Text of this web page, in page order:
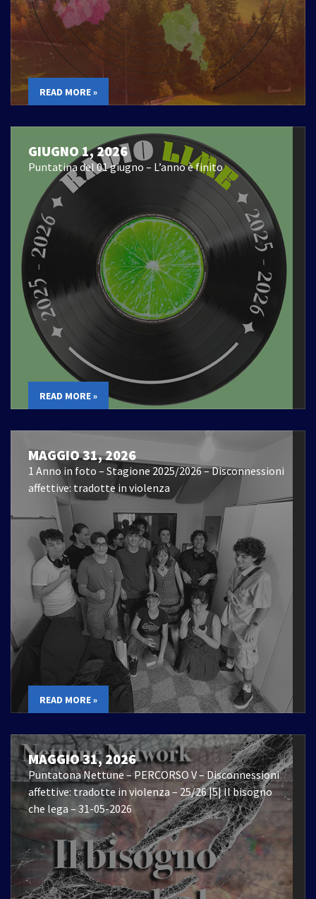
READ MORE »
GIUGNO 1, 2026
Puntatina del 01 giugno – L’anno è finito
READ MORE »
MAGGIO 31, 2026
1 Anno in foto – Stagione 2025/2026 – Disconnessioni
affettive: tradotte in violenza
READ MORE »
MAGGIO 31, 2026
Puntatona Nettune – PERCORSO V – Disconnessioni
affettive: tradotte in violenza – 25/26 |5| Il bisogno
che lega – 31-05-2026